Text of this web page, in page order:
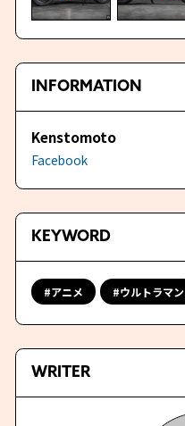
INFORMATION
Kenstomoto
Facebook
KEYWORD
アニメ ウルトラマン
WRITER